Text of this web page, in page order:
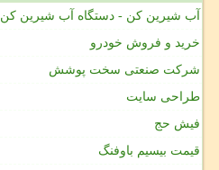
آب شیرین کن - دستگاه آب شیرین کن
خرید و فروش خودرو
شرکت صنعتی سخت پوشش
طراحی سایت
فیش حج
قیمت بیسیم باوفنگ